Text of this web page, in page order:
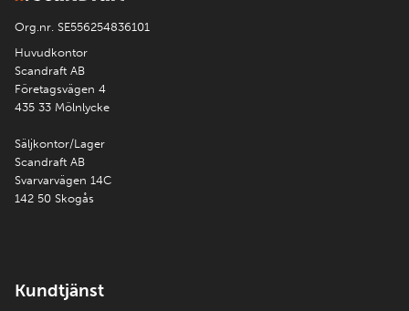
Org.nr. SE556254836101
Huvudkontor
Scandraft AB
Företagsvägen 4
435 33 Mölnlycke
Säljkontor/Lager
Scandraft AB
Svarvarvägen 14C
142 50 Skogås
Kundtjänst